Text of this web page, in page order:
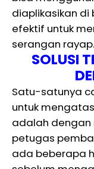
diaplikasikan di
efektif untuk
serangan rayap.
SOLUSI
Satu-satunya
untuk
adalah
petugas
ada beberapa